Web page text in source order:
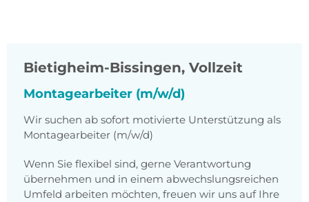
Bietigheim-Bissingen, Vollzeit
Montagearbeiter (m/w/d)
Wir suchen ab sofort motivierte Unterstützung als
Montagearbeiter (m/w/d)
Wenn Sie flexibel sind, gerne Verantwortung
übernehmen und in einem abwechslungsreichen
Umfeld arbeiten möchten, freuen wir uns auf Ihre